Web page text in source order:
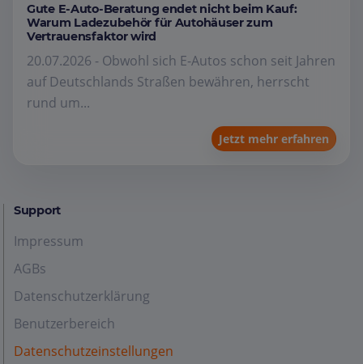
Gute E-Auto-Beratung endet nicht beim Kauf:
Warum Ladezubehör für Autohäuser zum
Vertrauensfaktor wird
20.07.2026 - Obwohl sich E-Autos schon seit Jahren
auf Deutschlands Straßen bewähren, herrscht
rund um...
Jetzt mehr erfahren
Support
Impressum
AGBs
Datenschutzerklärung
Benutzerbereich
Datenschutzeinstellungen